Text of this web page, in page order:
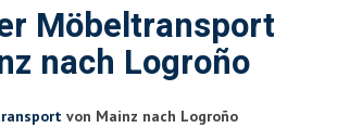
Möbeltransport
nach Logroño
von Mainz nach Logroño